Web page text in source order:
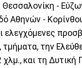
-
Αθηνών -
τμήματα, την
και τη